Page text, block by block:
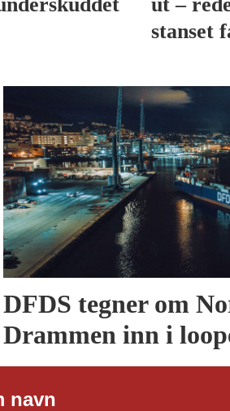
stanset
DFDS tegner om
Drammen inn i
navn